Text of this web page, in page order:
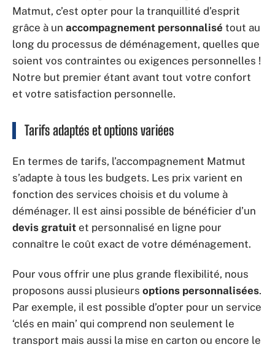
Matmut, c’est opter pour la tranquillité d’esprit
grâce à un accompagnement personnalisé tout au
long du processus de déménagement, quelles que
soient vos contraintes ou exigences personnelles !
Notre but premier étant avant tout votre confort
et votre satisfaction personnelle.
Tarifs adaptés et options variées
En termes de tarifs, l’accompagnement Matmut
s’adapte à tous les budgets. Les prix varient en
fonction des services choisis et du volume à
déménager. Il est ainsi possible de bénéficier d’un
devis gratuit et personnalisé en ligne pour
connaître le coût exact de votre déménagement.
Pour vous offrir une plus grande flexibilité, nous
proposons aussi plusieurs options personnalisées.
Par exemple, il est possible d’opter pour un service
‘clés en main’ qui comprend non seulement le
transport mais aussi la mise en carton ou encore le